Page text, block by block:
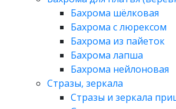
Бахрома шёлковая
Бахрома с люрексом
Бахрома из пайеток
Бахрома лапша
Бахрома нейлоновая
Стразы, зеркала
Стразы и зеркала